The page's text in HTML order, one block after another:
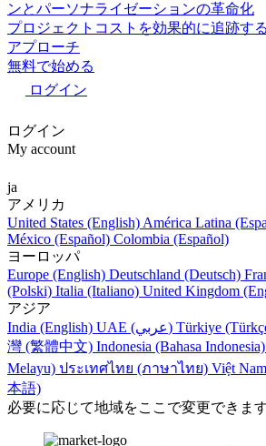
ンとパーソナライゼーションの革命化
プロジェクトコストを効果的に追跡す
アプローチ
無料で始める
ログイン
ログイン
My account
ja
アメリカ
United States (English) América Latina
México (Español) Colombia (Español)
ヨーロッパ
Europe (English) Deutschland (Deutsch)
(Polski) Italia (Italiano) United Kingdom
アジア
India (English)
UAE (عربي) Türkiye
灣 (繁體中文) Indonesia (Bahasa Indonesia)
Melayu) ประเทศไทย (ภาษาไทย) Việt
本語)
必要に応じて地域をここで変更できま